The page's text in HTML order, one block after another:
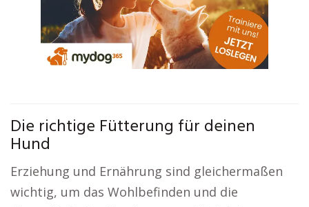
Die richtige Fütterung für deinen
Hund
Erziehung und Ernährung sind gleichermaßen
wichtig, um das Wohlbefinden und die